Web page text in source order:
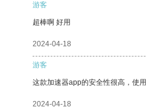
游客
超棒啊 好用
2024-04-18
游客
这款加速器app的安全性很高，使
2024-04-18